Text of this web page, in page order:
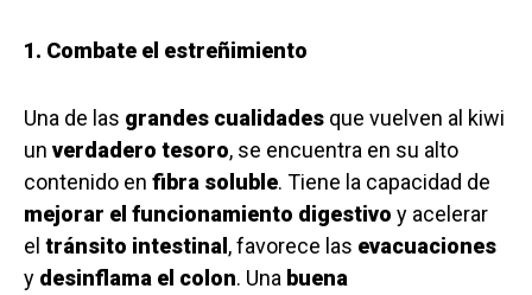
1. Combate el estreñimiento
Una de las grandes cualidades que vuelven al kiwi
un verdadero tesoro, se encuentra en su alto
contenido en fibra soluble. Tiene la capacidad de
mejorar el funcionamiento digestivo y acelerar
el tránsito intestinal , favorece las evacuaciones
y desinflama el colon. Una buena